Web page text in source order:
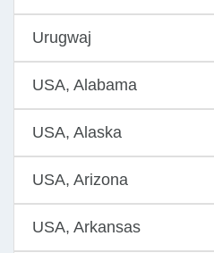
Urugwaj
USA, Alabama
USA, Alaska
USA, Arizona
USA, Arkansas